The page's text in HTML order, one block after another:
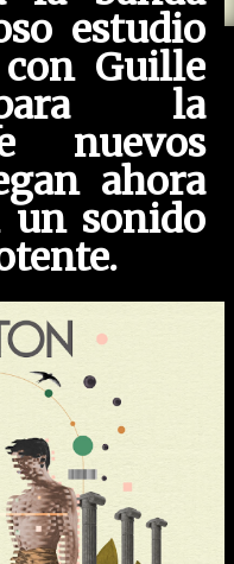
estudio
Guille
la
nuevos
ahora
un sonido